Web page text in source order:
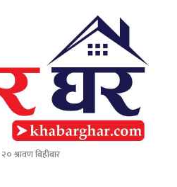
श्रावण बिहीबार